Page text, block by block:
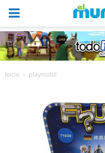
Inicio playmobil